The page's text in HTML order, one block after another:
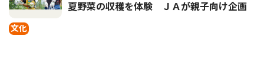
文化
夏野菜の収穫を体験 ＪＡが親子向け企画